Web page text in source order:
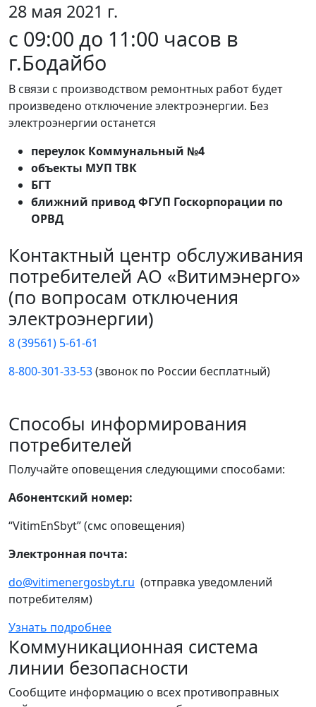
28 мая 2021 г.
с 09:00 до 11:00 часов в
г.Бодайбо
В связи с производством ремонтных работ будет
произведено отключение электроэнергии. Без
электроэнергии останется
переулок Коммунальный №4
объекты МУП ТВК
БГТ
ближний привод ФГУП Госкорпорации по
ОРВД
Контактный центр обслуживания
потребителей АО «Витимэнерго»
(по вопросам отключения
электроэнергии)
8 (39561) 5-61-61
8-800-301-33-53(звонок по России бесплатный)
Способы информирования
потребителей
Получайте оповещения следующими способами:
Абонентский номер:
“VitimEnSbyt” (смс оповещения)
Электронная почта:
do@vitimenergosbyt.ru (отправка уведомлений
потребителям)
Узнать подробнее
Коммуникационная система
линии безопасности
Сообщите информацию о всех противоправных